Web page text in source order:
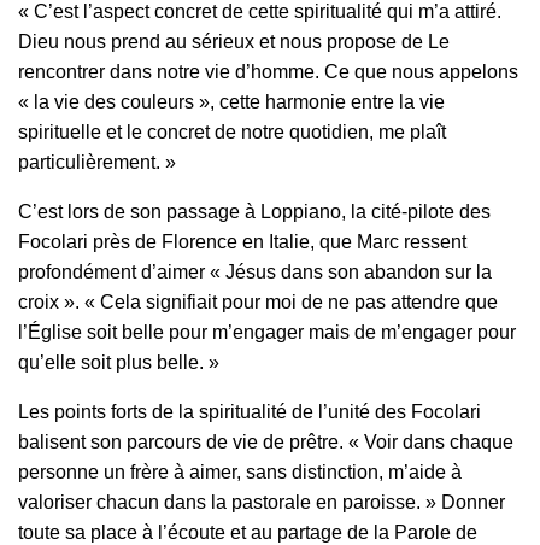
« C’est l’aspect concret de cette spiritualité qui m’a attiré.
Dieu nous prend au sérieux et nous propose de Le
rencontrer dans notre vie d’homme. Ce que nous appelons
« la vie des couleurs », cette harmonie entre la vie
spirituelle et le concret de notre quotidien, me plaît
particulièrement. »
C’est lors de son passage à Loppiano, la cité-pilote des
Focolari près de Florence en Italie, que Marc ressent
profondément d’aimer « Jésus dans son abandon sur la
croix ». « Cela signifiait pour moi de ne pas attendre que
l’Église soit belle pour m’engager mais de m’engager pour
qu’elle soit plus belle. »
Les points forts de la spiritualité de l’unité des Focolari
balisent son parcours de vie de prêtre. « Voir dans chaque
personne un frère à aimer, sans distinction, m’aide à
valoriser chacun dans la pastorale en paroisse. » Donner
toute sa place à l’écoute et au partage de la Parole de